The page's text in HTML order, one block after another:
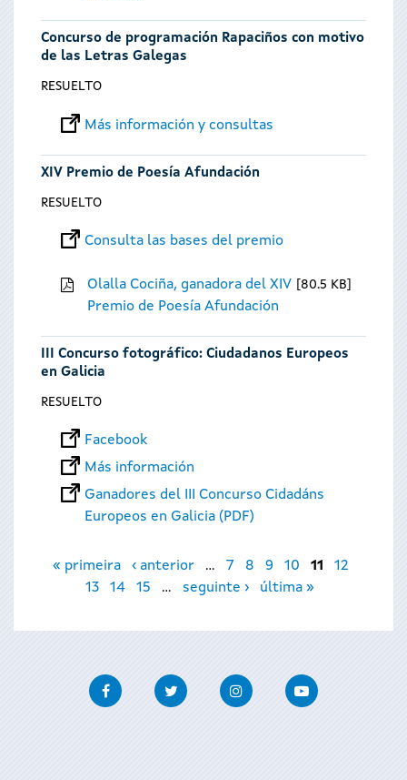
Concurso de programación Rapaciños con motivo
de las Letras Galegas
RESUELTO
Más información y consultas
XIV Premio de Poesía Afundación
RESUELTO
Consulta las bases del premio
Olalla Cociña, ganadora del XIV
Premio de Poesía Afundación
80.5 KB
III Concurso fotográfico: Ciudadanos Europeos
en Galicia
RESUELTO
Facebook
Más información
Ganadores del III Concurso Cidadáns
Europeos en Galicia (PDF)
Páginas
« primeira ‹ anterior … 7 8 9 10 11
12
13
14 15 … seguinte › última »
FacebookTwitter InstagramYoutube